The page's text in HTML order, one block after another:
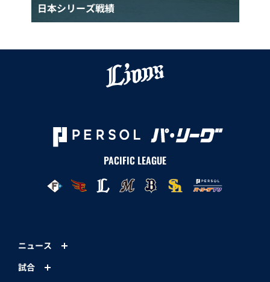
日本シリーズ戦績
PACIFIC LEAGUE
ニュース
試合